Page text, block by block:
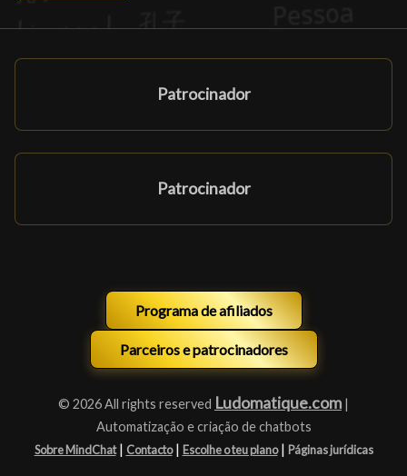
Patrocinador
Patrocinador
Programa de afiliados
Parceiros e patrocinadores
© 2026 All rights reserved Ludomatique.com |
Automatização e criação de chatbots
Sobre MindChat | Contacto | Escolhe o teu plano | Páginas jurídicas